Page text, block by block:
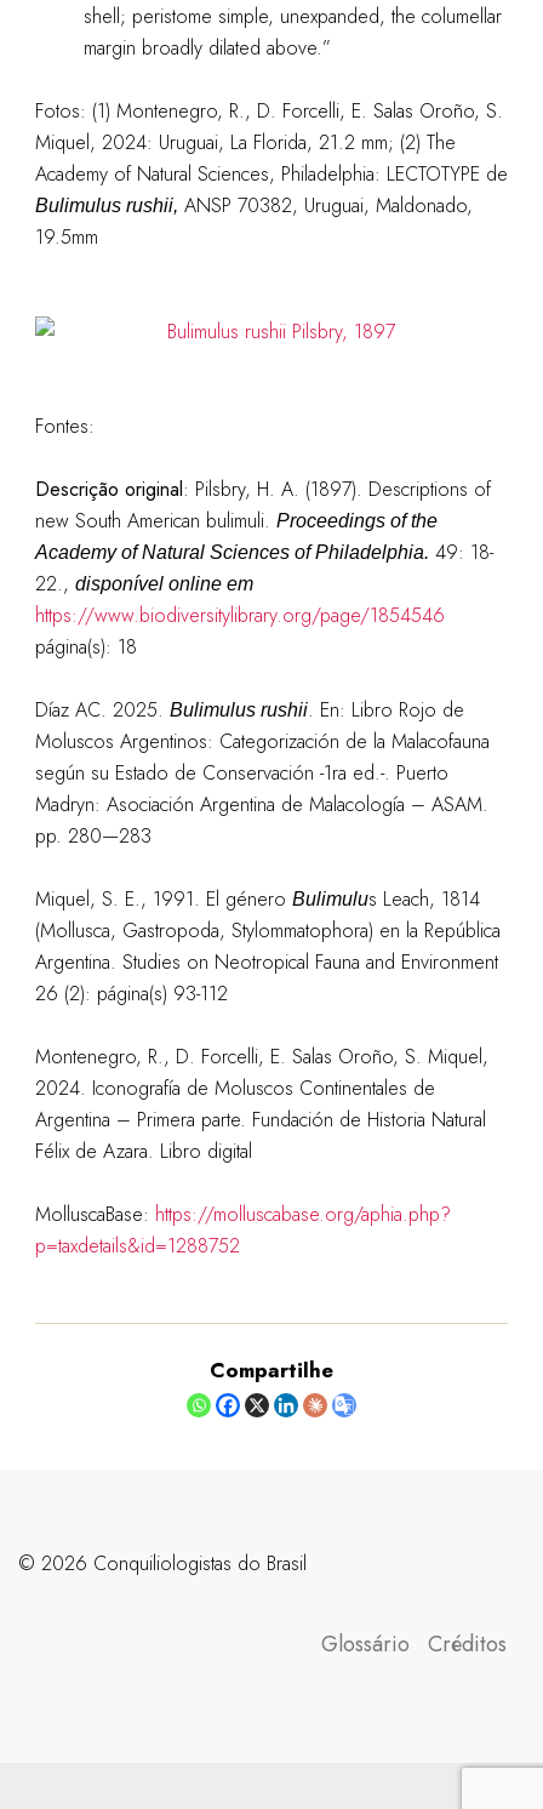
shell; peristome simple, unexpanded, the columellar
margin broadly dilated above.”
Fotos: (1) Montenegro, R., D. Forcelli, E. Salas Oroño, S.
Miquel, 2024: Uruguai, La Florida, 21.2 mm; (2) The
Academy of Natural Sciences, Philadelphia: LECTOTYPE de
Bulimulus rushii, ANSP 70382, Uruguai, Maldonado,
19.5mm
Fontes:
Descrição original: Pilsbry, H. A. (1897). Descriptions of
new South American bulimuli. Proceedings of the
Academy of Natural Sciences of Philadelphia. 49: 18-
22., disponível online em
https://www.biodiversitylibrary.org/page/1854546
página(s): 18
Díaz AC. 2025. Bulimulus rushii. En: Libro Rojo de
Moluscos Argentinos: Categorización de la Malacofauna
según su Estado de Conservación -1ra ed.-. Puerto
Madryn: Asociación Argentina de Malacología – ASAM.
pp. 280—283
Miquel, S. E., 1991. El género Bulimulus Leach, 1814
(Mollusca, Gastropoda, Stylommatophora) en la República
Argentina. Studies on Neotropical Fauna and Environment
26 (2): página(s) 93-112
Montenegro, R., D. Forcelli, E. Salas Oroño, S. Miquel,
2024. Iconografía de Moluscos Continentales de
Argentina – Primera parte. Fundación de Historia Natural
Félix de Azara. Libro digital
MolluscaBase: https://molluscabase.org/aphia.php?
p=taxdetails&id=1288752
Compartilhe
©️ 2026 Conquiliologistas do Brasil
Glossário Créditos